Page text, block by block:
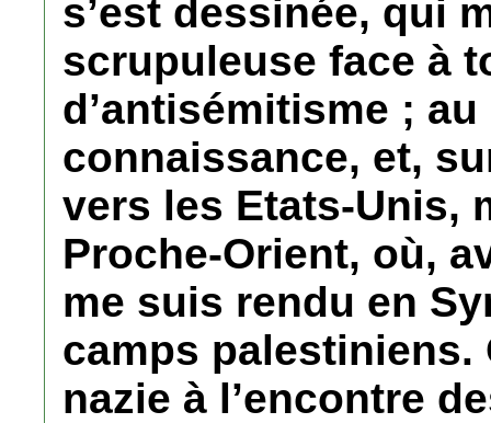
s’est dessinée, qui
scrupuleuse face à
d’antisémitisme ;
connaissance, et,
vers les Etats-Unis,
Proche-Orient, où,
me suis rendu en
camps palestiniens.
nazie à l’encontre